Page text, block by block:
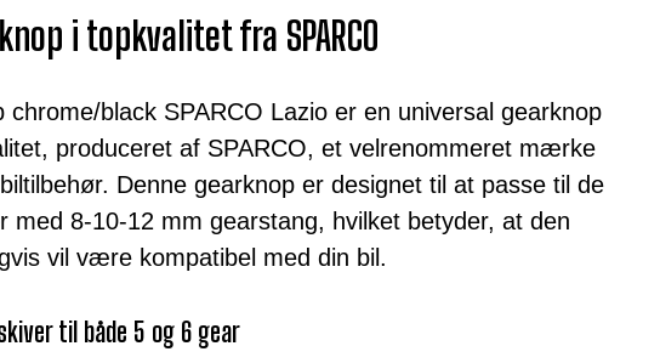
i topkvalitet fra SPARCO
chrome/black SPARCO Lazio er en universal gearknop
produceret af SPARCO, et velrenommeret mærke
Denne gearknop er designet til at passe til de
med 8-10-12 mm gearstang, hvilket betyder, at den
vil være kompatibel med din bil.
til både 5 og 6 gear